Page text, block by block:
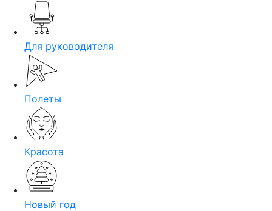
Для руководителя
Полеты
Красота
Новый год